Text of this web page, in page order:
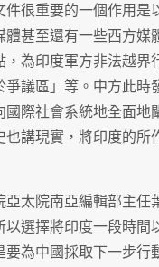
件很重要的一個作用是
體甚至還有一些西方媒
，為印度軍方非法越界
爭議區」等。中方此時
國際社會系統地全面地
也講現實，將印度的所
亞太院南亞編輯部主任
以選擇將印度一段時間
要為中國採取下一步行